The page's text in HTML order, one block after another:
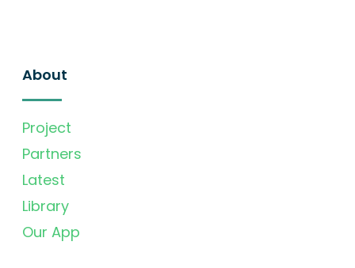
About
Project
Partners
Latest
Library
Our App